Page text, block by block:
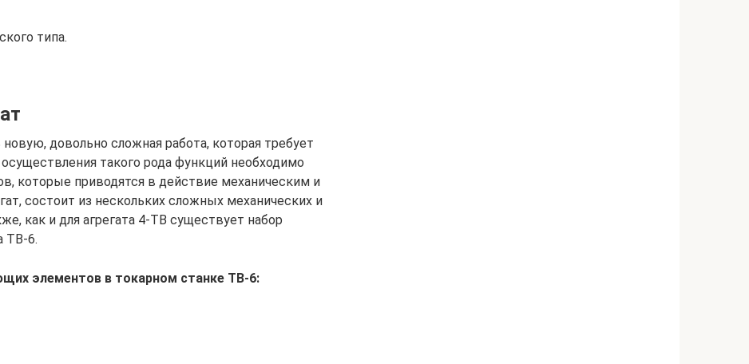
типа.
довольно сложная работа, которая требует
такого рода функций необходимо
которые приводятся в действие механическим и
состоит из нескольких сложных механических и
как и для агрегата 4-ТВ существует набор
ТВ-6.
элементов в токарном станке ТВ-6: